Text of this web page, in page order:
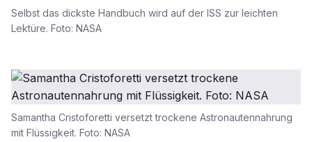
Selbst das dickste Handbuch wird auf der ISS zur leichten
Lektüre. Foto: NASA
Samantha Cristoforetti versetzt trockene Astronautennahrung
mit Flüssigkeit. Foto: NASA